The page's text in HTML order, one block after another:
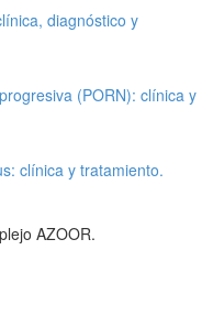
diagnóstico y
(PORN): clínica y
clínica y tratamiento.
AZOOR.